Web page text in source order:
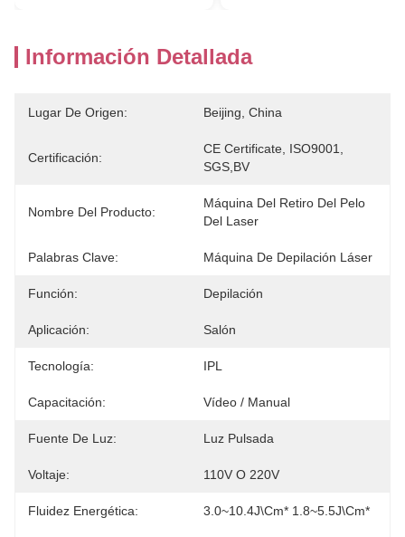
Información Detallada
Lugar De Origen: Beijing, China
Certificación:
CE Certificate, ISO9001,
SGS,BV
Nombre Del Producto:
Máquina Del Retiro Del Pelo
Del Laser
Palabras Clave: Máquina De Depilación Láser
Función: Depilación
Aplicación: Salón
Tecnología: IPL
Capacitación: Vídeo / Manual
Fuente De Luz: Luz Pulsada
Voltaje: 110V O 220V
Fluidez Energética: 3.0~10.4J\cm* 1.8~5.5J\cm*